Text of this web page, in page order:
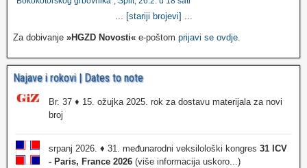
... [stariji brojevi] ...
Za dobivanje »HGZD Novosti« e-poštom prijavi se ovdje.
Najave i rokovi | Dates to note
Br. 37 ♦ 15. ožujka 2025. rok za dostavu materijala za novi
broj
srpanj 2026. ♦ 31. međunarodni veksilološki kongres 31 ICV
- Paris, France 2026 (više informacija uskoro...)